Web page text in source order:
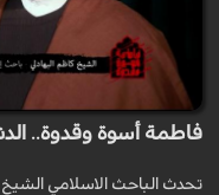
فاطمة أسوة وقدوة..
تحدث الباحث الاسلامي